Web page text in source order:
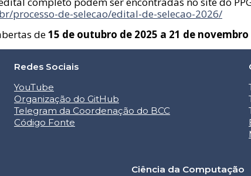
Complementares
Formas de Acesso
Colação de Grau
Manual do Aluno
processo-de-selecao/edital-de-selecao-2026/
de15 de outubro de 2025 a 21 de novembro
Redes Sociais
YouTube
Organização do GitHub
Telegram da Coordenação do BCC
Código Fonte
Ciência da Computação